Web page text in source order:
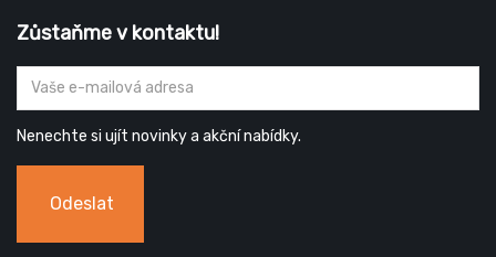
Zůstaňme v kontaktu!
Nenechte si ujít novinky a akční nabídky.
Odeslat